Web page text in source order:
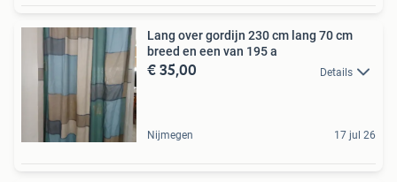
Lang over gordijn 230 cm lang 70 cm
breed en een van 195 a
€ 35,00 Details
Nijmegen 17 jul 26